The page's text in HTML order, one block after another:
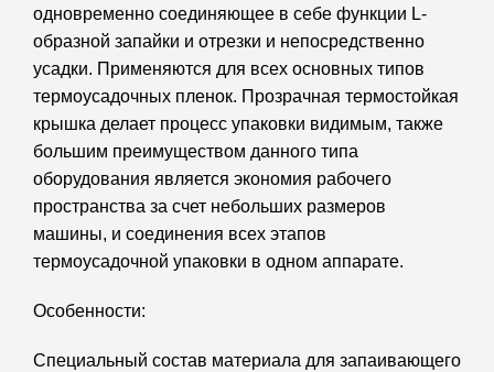
одновременно соединяющее в себе функции L-
образной запайки и отрезки и непосредственно
усадки. Применяются для всех основных типов
термоусадочных пленок. Прозрачная термостойкая
крышка делает процесс упаковки видимым, также
большим преимуществом данного типа
оборудования является экономия рабочего
пространства за счет небольших размеров
машины, и соединения всех этапов
термоусадочной упаковки в одном аппарате.
Особенности:
Специальный состав материала для запаивающего